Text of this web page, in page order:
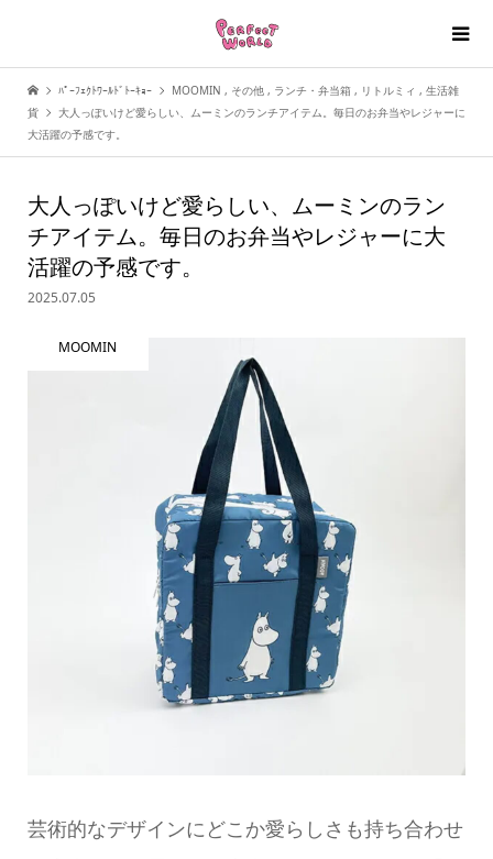
ﾊﾟｰﾌｪｸﾄﾜｰﾙﾄﾞﾄｰｷｮｰ MOOMIN , その他 , ランチ・弁当箱 , リトルミィ , 生活雑
貨
大人っぽいけど愛らしい、ムーミンのランチアイテム。毎日のお弁当やレジャーに
大活躍の予感です。
大人っぽいけど愛らしい、ムーミンのラン
チアイテム。毎日のお弁当やレジャーに大
活躍の予感です。
2025.07.05
MOOMIN
芸術的なデザインにどこか愛らしさも持ち合わせ